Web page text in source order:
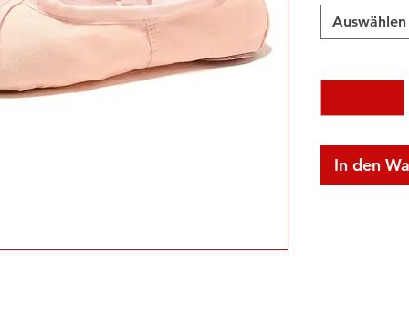
Auswählen
In den